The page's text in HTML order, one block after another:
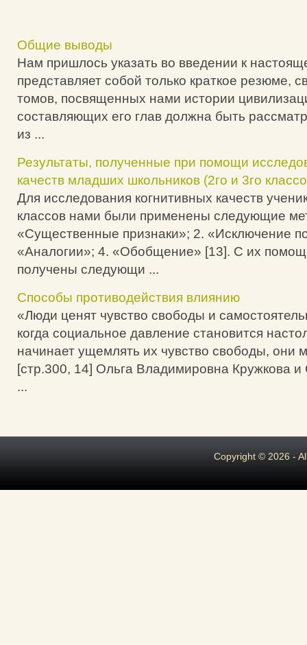
Общие выводы
Нам пришлось указать во введении к
представляет собой только краткое резюме,
томов, посвященных нами истории
составляющих его глав должна быть
из ...
Результаты, полученные при помощи
качеств младших школьников (2го и 3го
Для исследования когнитивных качеств
классов нами были применены следующие
«Существенные признаки»; 2. «Исключение
«Аналогии»; 4. «Обобщение» [13]. С их
получены следующи ...
Способы противодействия влиянию
«Люди ценят чувство свободы и
когда социальное давление становится
начинает ущемлять их чувство свободы, они
[стр.300, 14] Ольга Владимировна Кружкова
...
Copyright © 2026 -